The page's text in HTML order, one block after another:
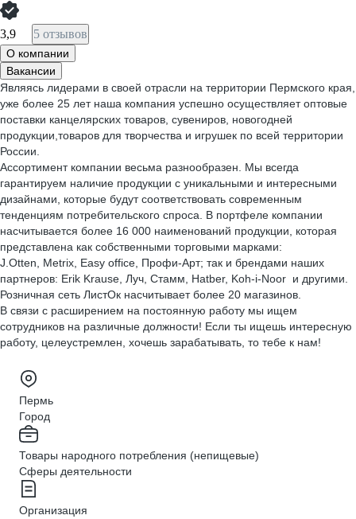
3,9 5 отзывов
О компании
Вакансии
Являясь лидерами в своей отрасли на территории Пермского края,
уже более 25 лет наша компания успешно осуществляет оптовые
поставки канцелярских товаров, сувениров, новогодней
продукции,товаров для творчества и игрушек по всей территории
России.
Ассортимент компании весьма разнообразен. Мы всегда
гарантируем наличие продукции с уникальными и интересными
дизайнами, которые будут соответствовать современным
тенденциям потребительского спроса. В портфеле компании
насчитывается более 16 000 наименований продукции, которая
представлена как собственными торговыми марками:
J.Otten, Metrix, Easy office, Профи-Арт; так и брендами наших
партнеров: Erik Krause, Луч, Стамм, Hatber, Koh-i-Noor и другими.
Розничная сеть ЛистОк насчитывает более 20 магазинов.
В связи с расширением на постоянную работу мы ищем
сотрудников на различные должности! Если ты ищешь интересную
работу, целеустремлен, хочешь зарабатывать, то тебе к нам!
Пермь
Город
Товары народного потребления (непищевые)
Сферы деятельности
Организация